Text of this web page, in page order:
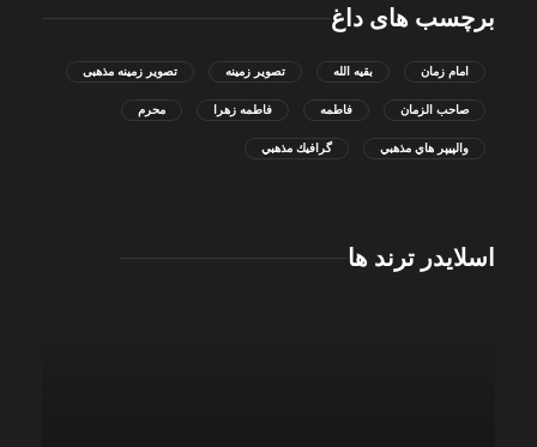
برچسب های داغ
امام زمان بقیه الله تصویر زمینه تصویر زمینه مذهبی
صاحب الزمان فاطمه فاطمه زهرا محرم
والپيپر هاي مذهبي گرافيك مذهبي
اسلایدر ترند ها